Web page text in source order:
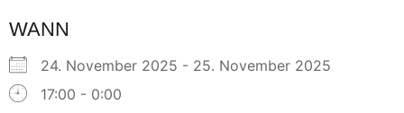
WANN
24. November 2025 - 25. November 2025
17:00 - 0:00